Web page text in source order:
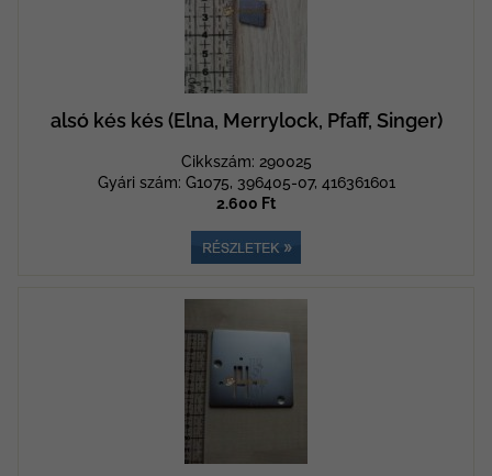
alsó kés kés (Elna, Merrylock, Pfaff, Singer)
Cikkszám: 290025
Gyári szám: G1075, 396405-07, 416361601
2.600 Ft